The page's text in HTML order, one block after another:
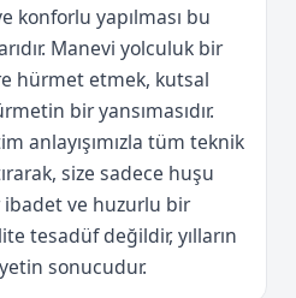
konforlu yapılması bu
Manevi yolculuk bir
hürmet etmek, kutsal
bir yansımasıdır.
anlayışımızla tüm teknik
size sadece huşu
ibadet ve huzurlu bir
tesadüf değildir, yılların
sonucudur.